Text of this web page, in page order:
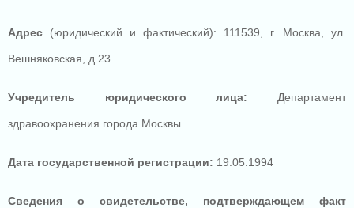
Адрес (юридический и фактический): 111539, г. Москва, ул.
Вешняковская, д.23
Учредитель юридического лица: Департамент
здравоохранения города Москвы
Дата государственной регистрации: 19.05.1994
Сведения о свидетельстве, подтверждающем факт